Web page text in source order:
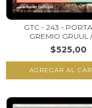
GTC - 243 -
GREMIO GRUUL
$525,00